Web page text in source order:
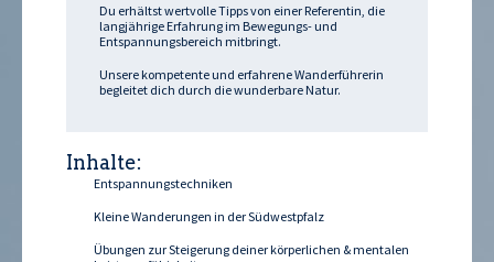
Du erhältst wertvolle Tipps von einer Referentin, die
langjährige Erfahrung im Bewegungs- und
Entspannungsbereich mitbringt.
Unsere kompetente und erfahrene Wanderführerin
begleitet dich durch die wunderbare Natur.
Inhalte:
Entspannungstechniken
Kleine Wanderungen in der Südwestpfalz
Übungen zur Steigerung deiner körperlichen & mentalen